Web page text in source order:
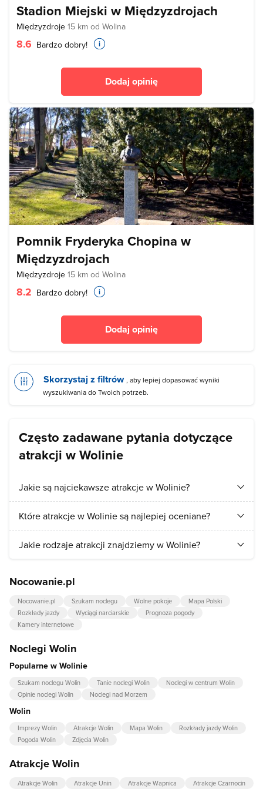
Stadion Miejski w Międzyzdrojach
Międzyzdroje 15 km od Wolina
8.6 Bardzo dobry!
Dodaj opinię
Pomnik Fryderyka Chopina w
Międzyzdrojach
Międzyzdroje 15 km od Wolina
8.2 Bardzo dobry!
Dodaj opinię
Skorzystaj z filtrów , aby lepiej dopasować wyniki
wyszukiwania do Twoich potrzeb.
Często zadawane pytania dotyczące
atrakcji w Wolinie
Jakie są najciekawsze atrakcje w Wolinie?
Turyści najchętniej odwiedzają:Plaża w Wolinie,Most
Które atrakcje w Wolinie są najlepiej oceniane?
Najlepiej ocenianymi atrakcjami w Wolinie są:Most obrotowy
Jakie rodzaje atrakcji znajdziemy w Wolinie?
zabytki,punkty widokowe
Nocowanie.pl
Nocowanie.pl Szukam noclegu Wolne pokoje
Mapa Polski
Rozkłady jazdy
Wyciągi narciarskie
Prognoza pogody
Kamery internetowe
Noclegi Wolin
Popularne w Wolinie
Szukam noclegu Wolin Tanie noclegi Wolin
Noclegi w centrum Wolin
Opinie noclegi Wolin
Noclegi nad Morzem
Wolin
Imprezy Wolin Atrakcje Wolin Mapa Wolin
Rozkłady jazdy Wolin
Pogoda Wolin
Zdjęcia Wolin
Atrakcje Wolin
Atrakcje Wolin Atrakcje Unin Atrakcje Wapnica
Atrakcje Czarnocin